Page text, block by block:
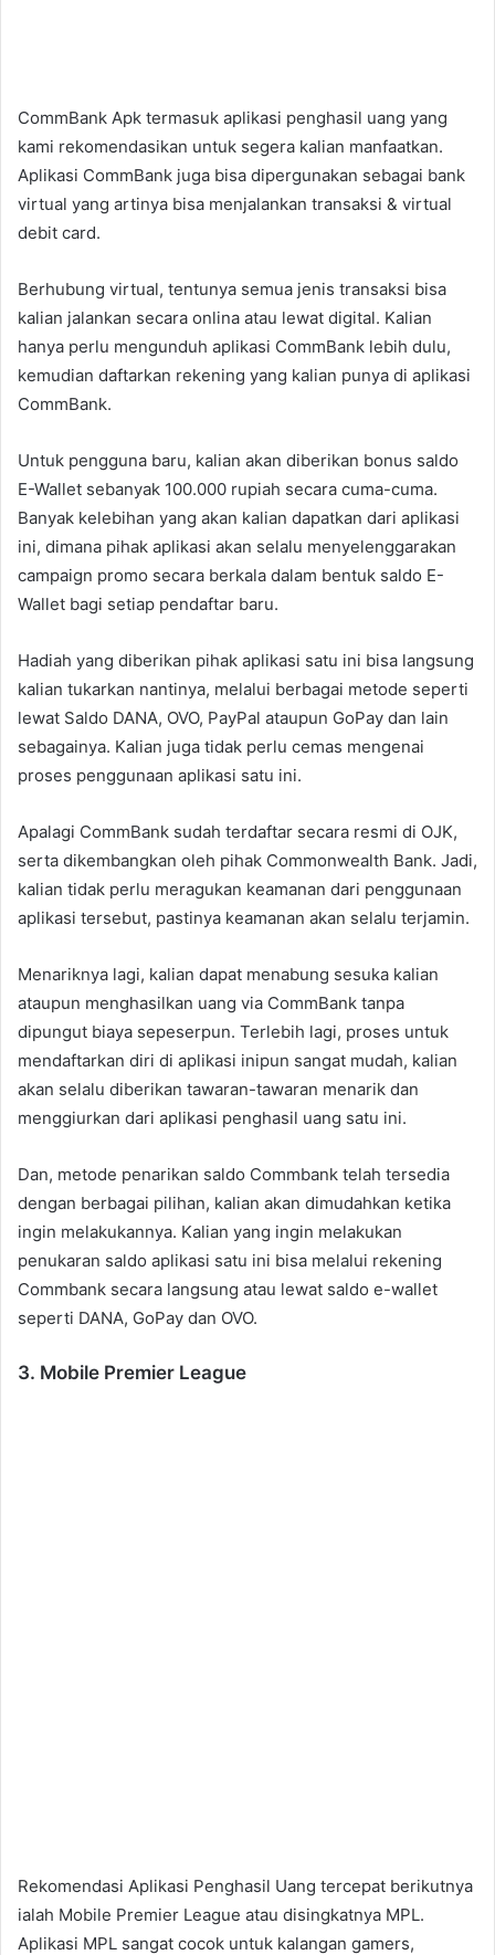
CommBank Apk termasuk aplikasi penghasil uang yang
kami rekomendasikan untuk segera kalian manfaatkan.
Aplikasi CommBank juga bisa dipergunakan sebagai bank
virtual yang artinya bisa menjalankan transaksi & virtual
debit card.
Berhubung virtual, tentunya semua jenis transaksi bisa
kalian jalankan secara onlina atau lewat digital. Kalian
hanya perlu mengunduh aplikasi CommBank lebih dulu,
kemudian daftarkan rekening yang kalian punya di aplikasi
CommBank.
Untuk pengguna baru, kalian akan diberikan bonus saldo
E-Wallet sebanyak 100.000 rupiah secara cuma-cuma.
Banyak kelebihan yang akan kalian dapatkan dari aplikasi
ini, dimana pihak aplikasi akan selalu menyelenggarakan
campaign promo secara berkala dalam bentuk saldo E-
Wallet bagi setiap pendaftar baru.
Hadiah yang diberikan pihak aplikasi satu ini bisa langsung
kalian tukarkan nantinya, melalui berbagai metode seperti
lewat Saldo DANA, OVO, PayPal ataupun GoPay dan lain
sebagainya. Kalian juga tidak perlu cemas mengenai
proses penggunaan aplikasi satu ini.
Apalagi CommBank sudah terdaftar secara resmi di OJK,
serta dikembangkan oleh pihak Commonwealth Bank. Jadi,
kalian tidak perlu meragukan keamanan dari penggunaan
aplikasi tersebut, pastinya keamanan akan selalu terjamin.
Menariknya lagi, kalian dapat menabung sesuka kalian
ataupun menghasilkan uang via CommBank tanpa
dipungut biaya sepeserpun. Terlebih lagi, proses untuk
mendaftarkan diri di aplikasi inipun sangat mudah, kalian
akan selalu diberikan tawaran-tawaran menarik dan
menggiurkan dari aplikasi penghasil uang satu ini.
Dan, metode penarikan saldo Commbank telah tersedia
dengan berbagai pilihan, kalian akan dimudahkan ketika
ingin melakukannya. Kalian yang ingin melakukan
penukaran saldo aplikasi satu ini bisa melalui rekening
Commbank secara langsung atau lewat saldo e-wallet
seperti DANA, GoPay dan OVO.
3. Mobile Premier League
Rekomendasi Aplikasi Penghasil Uang tercepat berikutnya
ialah Mobile Premier League atau disingkatnya MPL.
Aplikasi MPL sangat cocok untuk kalangan gamers,